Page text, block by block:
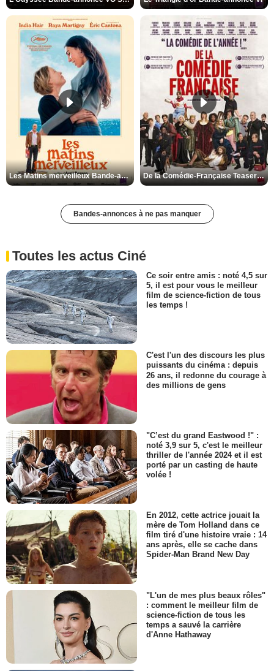
Les Matins merveilleux Bande-annonce VF De la Comédie-Française Teaser VF
Bandes-annonces à ne pas manquer
Toutes les actus Ciné
Ce soir entre amis : noté 4,5 sur
5, il est pour vous le meilleur
film de science-fiction de tous
les temps !
C'est l'un des discours les plus
puissants du cinéma : depuis
26 ans, il redonne du courage à
des millions de gens
"C’est du grand Eastwood !" :
noté 3,9 sur 5, c'est le meilleur
thriller de l'année 2024 et il est
porté par un casting de haute
volée !
En 2012, cette actrice jouait la
mère de Tom Holland dans ce
film tiré d'une histoire vraie : 14
ans après, elle se cache dans
Spider-Man Brand New Day
"L'un de mes plus beaux rôles"
: comment le meilleur film de
science-fiction de tous les
temps a sauvé la carrière
d'Anne Hathaway